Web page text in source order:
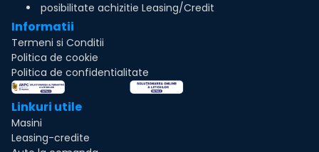
posibilitate achizitie Leasing/Credit
Informatii
Termeni si Conditii
Politica de cookie
Politica de confidentialitate
Linkuri utile
Masini
Leasing-credite